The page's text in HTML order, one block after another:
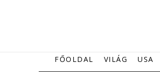
FŐOLDAL VILÁG USA